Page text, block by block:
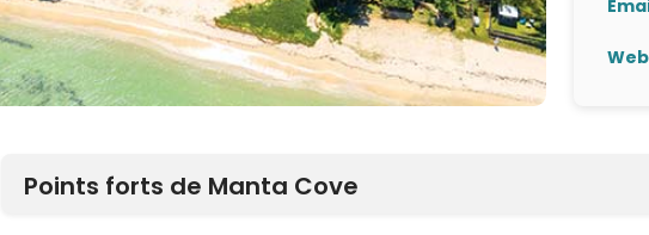
Points forts de Manta Cove